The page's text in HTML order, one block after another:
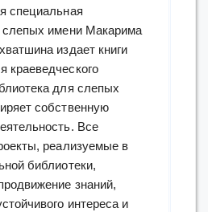
специальная
слепых имени Макарима
издает книги
краеведческого
для слепых
собственную
Все
реализуемые в
библиотеки,
знаний,
интереса и